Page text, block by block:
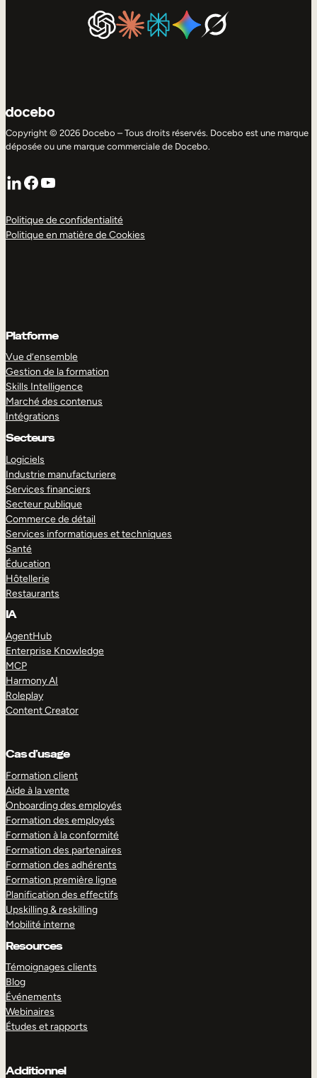
Copyright © 2026 Docebo – Tous droits réservés. Docebo est une marque
déposée ou une marque commerciale de Docebo.
LinkedIn
Facebook
YouTube
Politique de confidentialité
Politique en matière de Cookies
Platforme
Vue d’ensemble
Gestion de la formation
Skills Intelligence
Marché des contenus
Intégrations
Secteurs
Logiciels
Industrie manufacturiere
Services financiers
Secteur publique
Commerce de détail
Services informatiques et techniques
Santé
Éducation
Hôtellerie
Restaurants
IA
AgentHub
Enterprise Knowledge
MCP
Harmony AI
Roleplay
Content Creator
Cas d’usage
Formation client
Aide à la vente
Onboarding des employés
Formation des employés
Formation à la conformité
Formation des partenaires
Formation des adhérents
Formation première ligne
Planification des effectifs
Upskilling & reskilling
Mobilité interne
Resources
Témoignages clients
Blog
Événements
Webinaires
Études et rapports
Additionnel